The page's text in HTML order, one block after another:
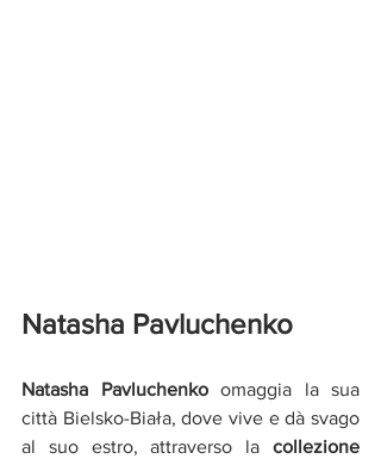
Natasha Pavluchenko
Natasha Pavluchenko omaggia la sua
città Bielsko-Biała, dove vive e dà svago
al suo estro, attraverso la collezione